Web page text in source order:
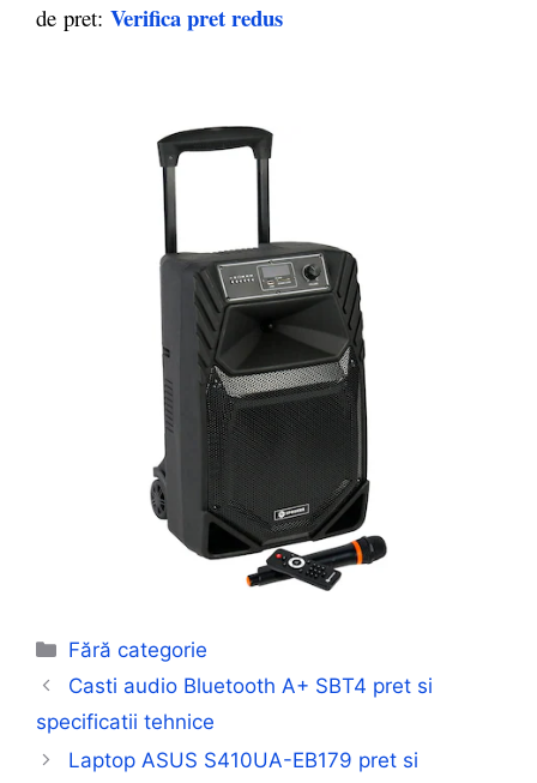
de pret: Verifica pret redus
Categorii
Fără categorie
Casti audio Bluetooth A+ SBT4 pret si
specificatii tehnice
Laptop ASUS S410UA-EB179 pret si